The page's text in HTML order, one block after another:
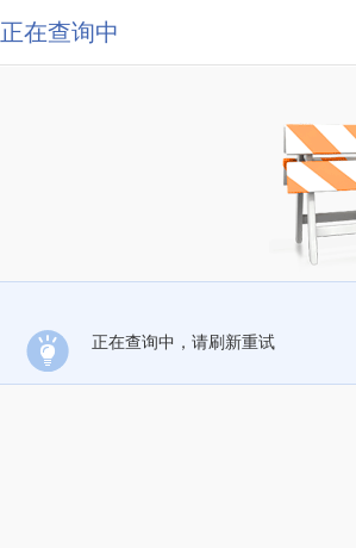
正在查询中
正在查询中，请刷新重试